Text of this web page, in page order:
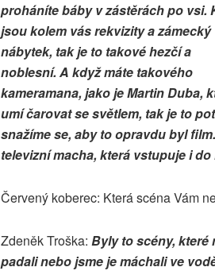
proháníte báby v zástěrách po vsi.
jsou kolem vás rekvizity a zámecký
nábytek, tak je to takové hezčí a
noblesní. A když máte takového
kameramana, jako je Martin Duba,
umí čarovat se světlem, tak je to
snažíme se, aby to opravdu byl
televizní macha, která vstupuje i
Červený koberec: Která scéna Vám
Zdeněk Troška: Byly to scény, které
padali nebo jsme je máchali ve